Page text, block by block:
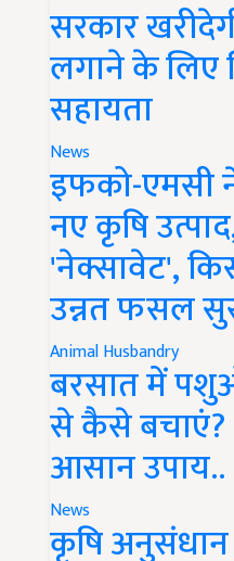
सरकार
लगाने के लिए
सहायता
News
इफको-एमसी
नए कृषि
'नेक्सावेट',
उन्नत फसल
Animal Husbandry
बरसात में
से कैसे बचाएं?
आसान उपाय..
News
कृषि अनुसंधान